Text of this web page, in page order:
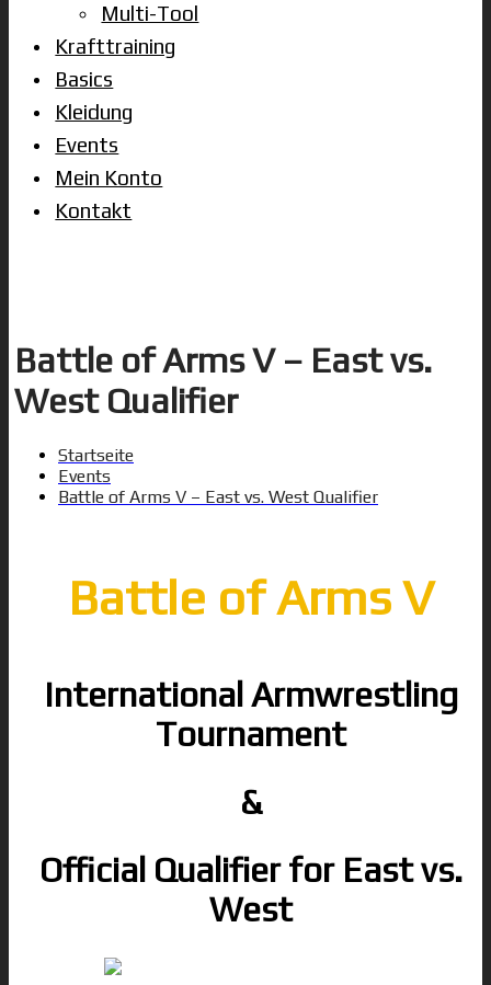
Multi-Tool
Krafttraining
Basics
Kleidung
Events
Mein Konto
Kontakt
Battle of Arms V – East vs.
West Qualifier
Startseite
Events
Battle of Arms V – East vs. West Qualifier
Battle of Arms V
International Armwrestling
Tournament
&
Official Qualifier for East vs.
West